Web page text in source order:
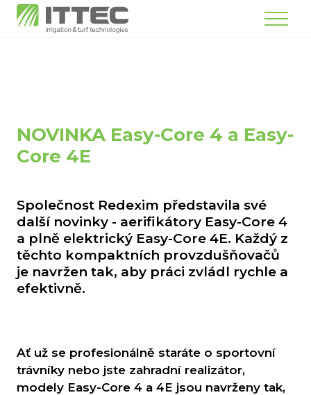
Menu
NOVINKA Easy-Core 4 a Easy-
Core 4E
Společnost Redexim představila své
další novinky - aerifikátory Easy-Core 4
a plně elektrický Easy-Core 4E. Každý z
těchto kompaktních provzdušňovačů
je navržen tak, aby práci zvládl rychle a
efektivně.
Ať už se profesionálně staráte o sportovní
trávníky nebo jste zahradní realizátor,
modely Easy-Core 4 a 4E jsou navrženy tak,